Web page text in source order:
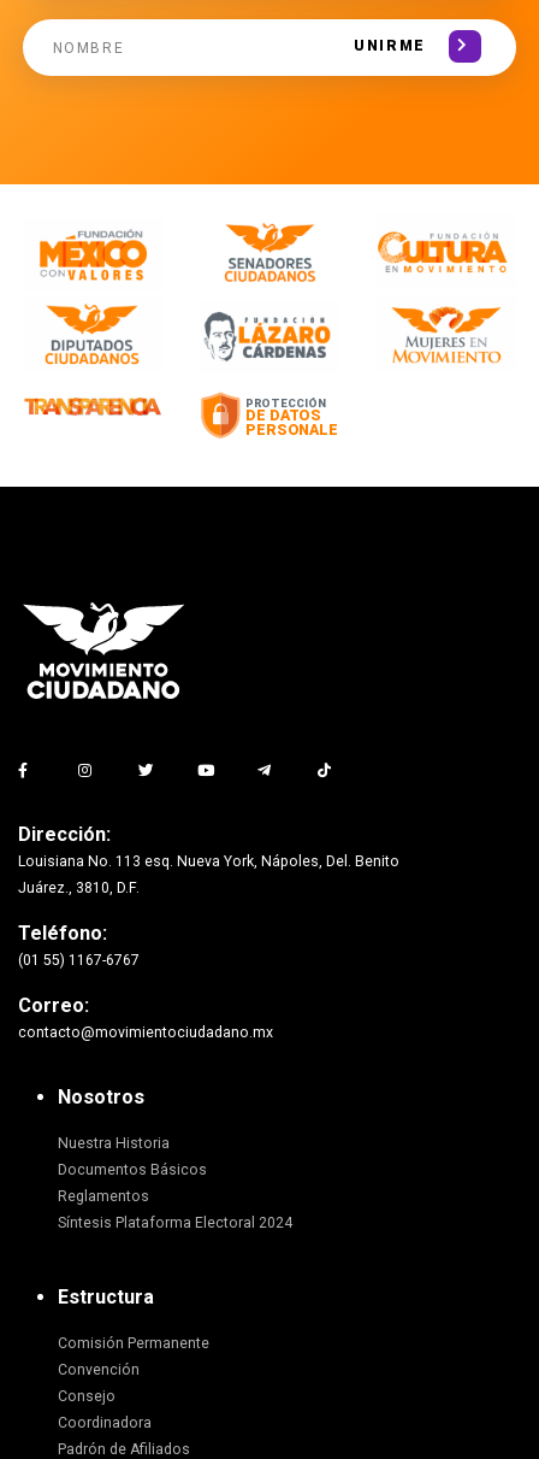
UNIRME
Dirección:
Louisiana No. 113 esq. Nueva York, Nápoles, Del. Benito
Juárez., 3810, D.F.
Teléfono:
(01 55) 1167-6767
Correo:
contacto@movimientociudadano.mx
Nosotros
Nuestra Historia
Documentos Básicos
Reglamentos
Síntesis Plataforma Electoral 2024
Estructura
Comisión Permanente
Convención
Consejo
Coordinadora
Padrón de Afiliados